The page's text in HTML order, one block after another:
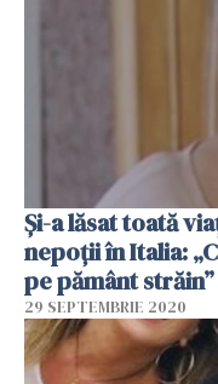
Și-a lăsat toată
nepoții în Italia:
pe pământ străin”
29 SEPTEMBRIE 2020